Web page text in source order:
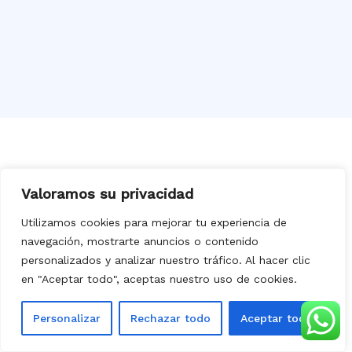
Valoramos su privacidad
Utilizamos cookies para mejorar tu experiencia de
navegación, mostrarte anuncios o contenido
personalizados y analizar nuestro tráfico. Al hacer clic
en "Aceptar todo", aceptas nuestro uso de cookies.
Personalizar Rechazar todo Aceptar todo
Solicita tu presupuesto hoy mismo
¿Necesitas pintar tupiso, oficina o
comunidad? ¡Confía enDeco Pintores
Levante! Trabajamos con rapidez,
limpieza ygarantíaenMislatay toda la
Comunidad Valenciana.